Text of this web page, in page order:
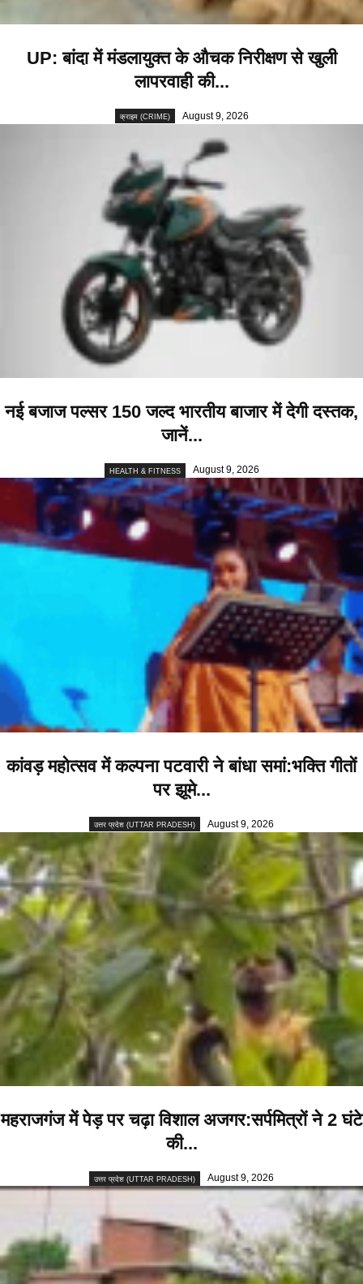
UP: बांदा में मंडलायुक्त के औचक निरीक्षण से खुली
लापरवाही की...
क्राइम (CRIME) August 9, 2026
नई बजाज पल्सर 150 जल्द भारतीय बाजार में देगी दस्तक,
जानें...
HEALTH & FITNESS August 9, 2026
कांवड़ महोत्सव में कल्पना पटवारी ने बांधा समां:भक्ति गीतों
पर झूमे...
उत्तर प्रदेश (UTTAR PRADESH) August 9, 2026
महराजगंज में पेड़ पर चढ़ा विशाल अजगर:सर्पमित्रों ने 2 घंटे
की...
उत्तर प्रदेश (UTTAR PRADESH) August 9, 2026